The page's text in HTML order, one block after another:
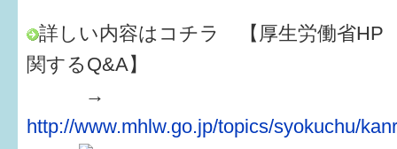
詳しい内容はコチラ 【厚生労働省
関するQ&A】
→
http://www.mhlw.go.jp/topics/syokuchu/